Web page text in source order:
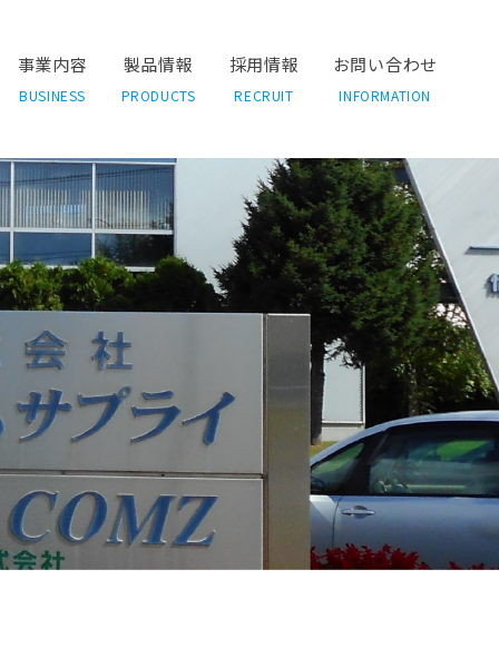
事業内容
BUSINESS
製品情報
PRODUCTS
採用情報
RECRUIT
お問い合わせ
INFORMATION